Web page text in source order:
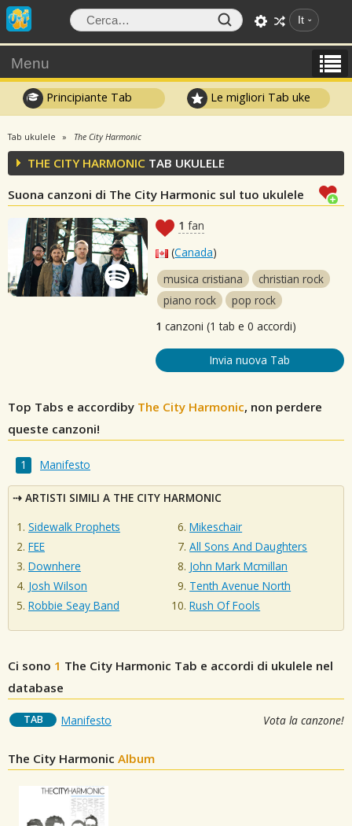
It
Menu
Principiante Tab Le migliori Tab uke
Tab ukulele The City Harmonic
THE CITY HARMONIC TAB UKULELE
Suona canzoni di The City Harmonic sul tuo ukulele
1 fan
(Canada)
musica cristiana
christian rock
piano rock
pop rock
1 canzoni (1 tab e 0 accordi)
Invia nuova Tab
Top Tabs e accordiby The City Harmonic, non perdere
queste canzoni!
Manifesto
ARTISTI SIMILI A THE CITY HARMONIC
Sidewalk Prophets
FEE
Downhere
Josh Wilson
Robbie Seay Band
Mikeschair
All Sons And Daughters
John Mark Mcmillan
Tenth Avenue North
Rush Of Fools
Ci sono 1 The City Harmonic Tab e accordi di ukulele nel
database
TAB Manifesto Vota la canzone!
The City Harmonic Album